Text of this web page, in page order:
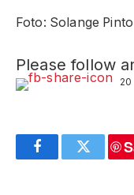
Foto: Solange Pinto
Please follow
20
FacebookTwitter